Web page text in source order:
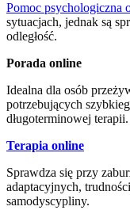
Pomoc psychologiczna
sytuacjach, jednak są
odległość.
Porada online
Idealna dla osób
potrzebujących
długoterminowej terapii.
Terapia online
Sprawdza się przy
adaptacyjnych,
samodyscypliny.